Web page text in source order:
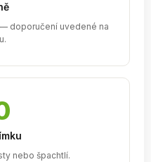
doporučení uvedené na
nebo špachtlí.